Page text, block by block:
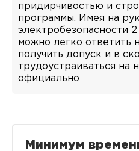
придирчивостью и
программы. Имея на
электробезопасности
можно легко ответить
получить допуск и в
трудоустраиваться на
официально
Минимум